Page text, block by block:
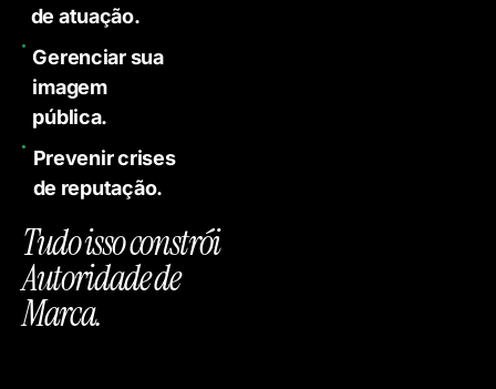
de atuação.
Gerenciar sua
imagem
pública.
Prevenir crises
de reputação.
Tudo isso constrói
Autoridade de
Marca.